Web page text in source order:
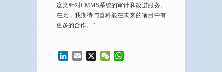
这类针对CMMS系统的审计和改进服务。
在此，我期待与喜科能在未来的项目中有
更多的合作。”
LinkedIn
Email X WeChat